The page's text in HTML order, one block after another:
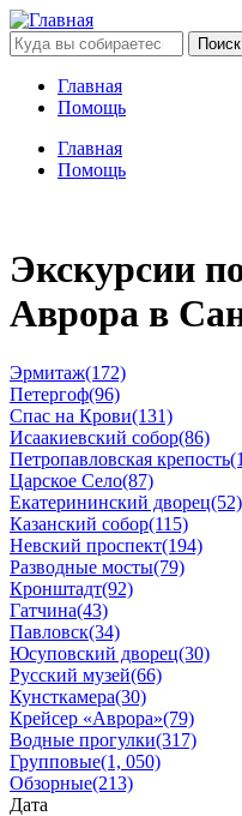
Поиск
Основная
навигация
Главная
Помощь
Основная
Главная
Помощь
Экскурсии
Аврора в
Эрмитаж(172)
Петергоф(96)
Спас на Крови(131)
Исаакиевский собор(86)
Петропавловская
Царское Село(87)
Екатерининский дворец(52)
Казанский собор(115)
Невский проспект(194)
Разводные мосты(79)
Кронштадт(92)
Гатчина(43)
Павловск(34)
Юсуповский дворец(30)
Русский музей(66)
Кунсткамера(30)
Крейсер «Аврора»(79)
Водные прогулки(317)
Групповые(1, 050)
Обзорные(213)
Дата